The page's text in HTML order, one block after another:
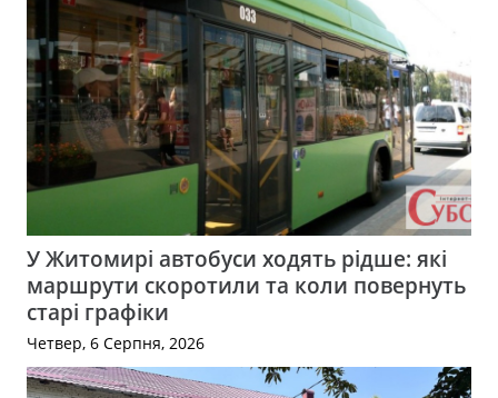
У Житомирі автобуси ходять рідше: які
маршрути скоротили та коли повернуть
старі графіки
Четвер, 6 Серпня, 2026